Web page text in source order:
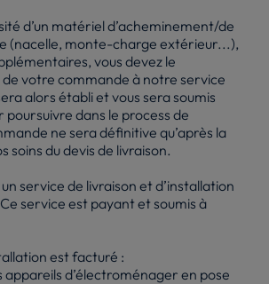
d’un matériel d’acheminement/de
(nacelle, monte-charge extérieur...),
vous devez le
votre commande à notre service
alors établi et vous sera soumis
dans le process de
ne sera définitive qu’après la
soins du devis de livraison.
service de livraison et d’installation
service est payant et soumis à
est facturé :
appareils d’électroménager en pose